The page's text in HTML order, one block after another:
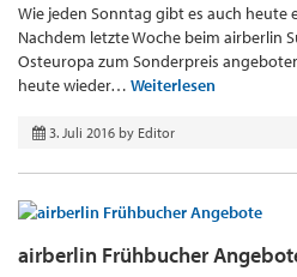
Wie jeden Sonntag gibt es auch heute
Nachdem letzte Woche beim airberlin
Osteuropa zum Sonderpreis
heute wieder… Weiterlesen
3. Juli 2016 by Editor
airberlin Frühbucher